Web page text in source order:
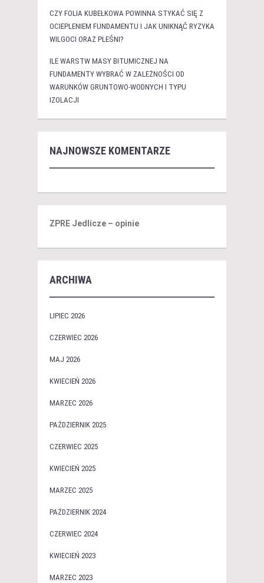
CZY FOLIA KUBEŁKOWA POWINNA STYKAĆ SIĘ Z
OCIEPLENIEM FUNDAMENTU I JAK UNIKNĄĆ RYZYKA
WILGOCI ORAZ PLEŚNI?
ILE WARSTW MASY BITUMICZNEJ NA
FUNDAMENTY WYBRAĆ W ZALEŻNOŚCI OD
WARUNKÓW GRUNTOWO-WODNYCH I TYPU
IZOLACJI
NAJNOWSZE KOMENTARZE
ZPRE Jedlicze – opinie
ARCHIWA
LIPIEC 2026
CZERWIEC 2026
MAJ 2026
KWIECIEŃ 2026
MARZEC 2026
PAŹDZIERNIK 2025
CZERWIEC 2025
KWIECIEŃ 2025
MARZEC 2025
PAŹDZIERNIK 2024
CZERWIEC 2024
KWIECIEŃ 2023
MARZEC 2023